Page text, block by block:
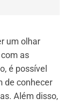
um olhar
as
é possível
de conhecer
Além disso,